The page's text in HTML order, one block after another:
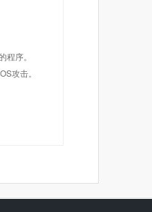
序。
攻击。